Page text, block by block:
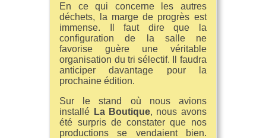
En ce qui concerne les autres
déchets, la marge de progrès est
immense. Il faut dire que la
configuration de la salle ne
favorise guère une véritable
organisation du tri sélectif. Il faudra
anticiper davantage pour la
prochaine édition.
Sur le stand où nous avions
installé La Boutique, nous avons
été surpris de constater que nos
productions se vendaient bien.